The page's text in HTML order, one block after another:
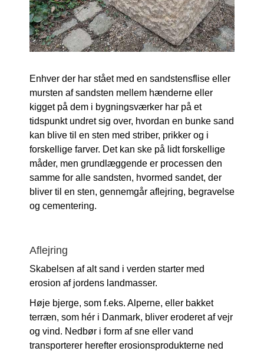
Enhver der har stået med en sandstensflise eller
mursten af sandsten mellem hænderne eller
kigget på dem i bygningsværker har på et
tidspunkt undret sig over, hvordan en bunke sand
kan blive til en sten med striber, prikker og i
forskellige farver. Det kan ske på lidt forskellige
måder, men grundlæggende er processen den
samme for alle sandsten, hvormed sandet, der
bliver til en sten, gennemgår aflejring, begravelse
og cementering.
Aflejring
Skabelsen af alt sand i verden starter med
erosion af jordens landmasser.
Høje bjerge, som f.eks. Alperne, eller bakket
terræn, som hér i Danmark, bliver eroderet af vejr
og vind. Nedbør i form af sne eller vand
transporterer herefter erosionsprodukterne ned